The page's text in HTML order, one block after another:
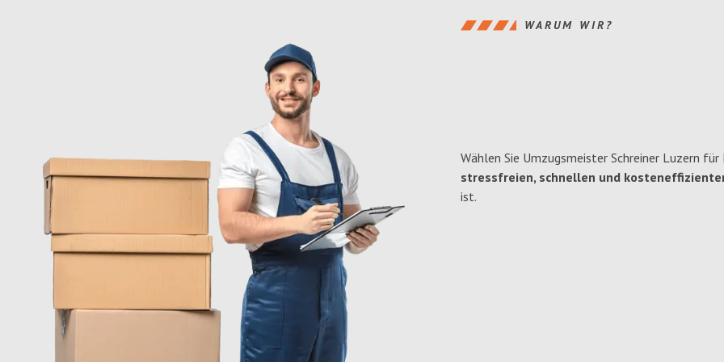
WARUM WIR?
Wählen Sie Umzugsmeister Schreiner Luzern
stressfreien, schnellen und
ist.